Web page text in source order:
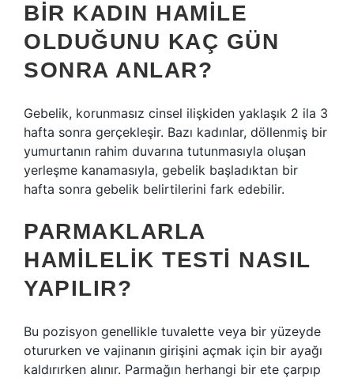
BIR KADIN HAMILE
OLDUĞUNU KAÇ GÜN
SONRA ANLAR?
Gebelik, korunmasız cinsel ilişkiden yaklaşık 2 ila 3
hafta sonra gerçekleşir. Bazı kadınlar, döllenmiş bir
yumurtanın rahim duvarına tutunmasıyla oluşan
yerleşme kanamasıyla, gebelik başladıktan bir
hafta sonra gebelik belirtilerini fark edebilir.
PARMAKLARLA
HAMILELIK TESTI NASIL
YAPILIR?
Bu pozisyon genellikle tuvalette veya bir yüzeyde
otururken ve vajinanın girişini açmak için bir ayağı
kaldırırken alınır. Parmağın herhangi bir ete çarpıp